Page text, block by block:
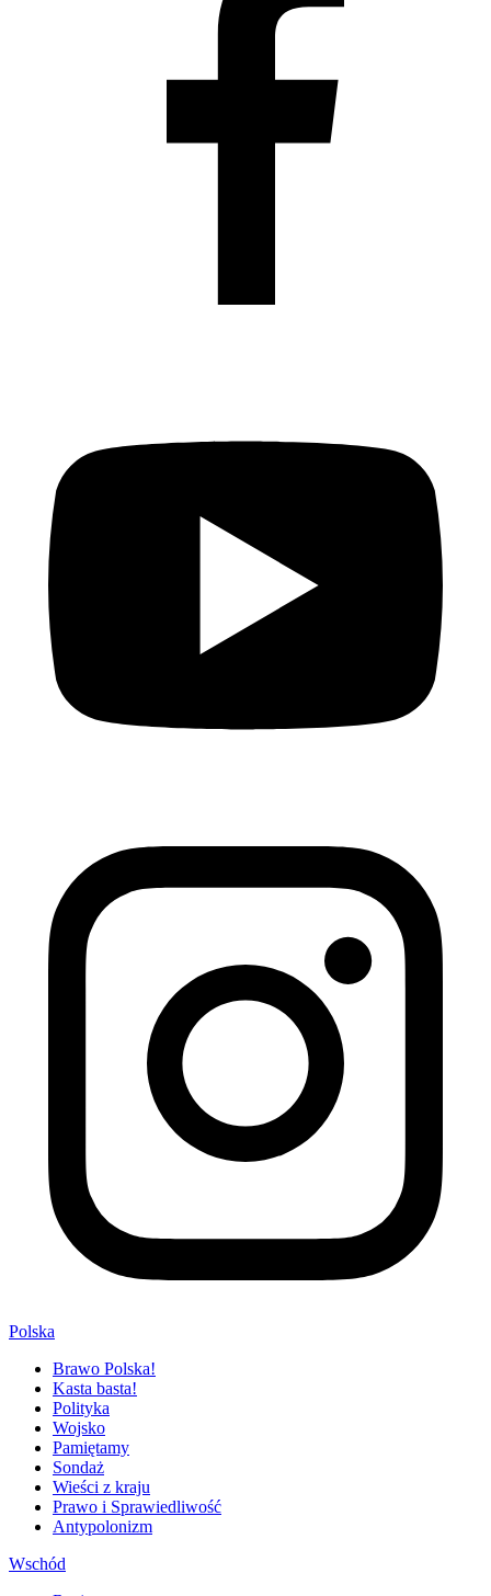
Polska
Brawo Polska!
Kasta basta!
Polityka
Wojsko
Pamiętamy
Sondaż
Wieści z kraju
Prawo i Sprawiedliwość
Antypolonizm
Wschód